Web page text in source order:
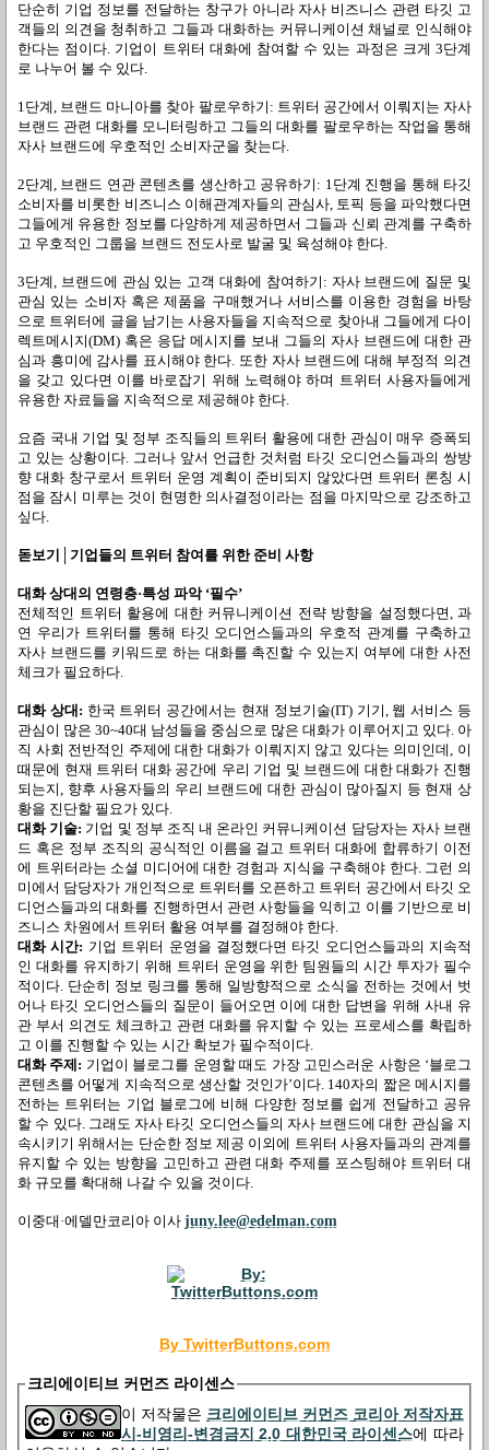
단순히 기업 정보를 전달하는 창구가 아니라 자사 비즈니스 관련 타깃 고
객들의 의견을 청취하고 그들과 대화하는 커뮤니케이션 채널로 인식해야
한다는 점이다. 기업이 트위터 대화에 참여할 수 있는 과정은 크게 3단계
로 나누어 볼 수 있다.
1단계, 브랜드 마니아를 찾아 팔로우하기 : 트위터 공간에서 이뤄지는 자사
브랜드 관련 대화를 모니터링하고 그들의 대화를 팔로우하는 작업을 통해
자사 브랜드에 우호적인 소비자군을 찾는다.
2단계, 브랜드 연관 콘텐츠를 생산하고 공유하기 : 1단계 진행을 통해 타깃
소비자를 비롯한 비즈니스 이해관계자들의 관심사, 토픽 등을 파악했다면
그들에게 유용한 정보를 다양하게 제공하면서 그들과 신뢰 관계를 구축하
고 우호적인 그룹을 브랜드 전도사로 발굴 및 육성해야 한다.
3단계, 브랜드에 관심 있는 고객 대화에 참여하기 : 자사 브랜드에 질문 및
관심 있는 소비자 혹은 제품을 구매했거나 서비스를 이용한 경험을 바탕
으로 트위터에 글을 남기는 사용자들을 지속적으로 찾아내 그들에게 다이
렉트메시지(DM) 혹은 응답 메시지를 보내 그들의 자사 브랜드에 대한 관
심과 흥미에 감사를 표시해야 한다. 또한 자사 브랜드에 대해 부정적 의견
을 갖고 있다면 이를 바로잡기 위해 노력해야 하며 트위터 사용자들에게
유용한 자료들을 지속적으로 제공해야 한다.
요즘 국내 기업 및 정부 조직들의 트위터 활용에 대한 관심이 매우 증폭되
고 있는 상황이다. 그러나 앞서 언급한 것처럼 타깃 오디언스들과의 쌍방
향 대화 창구로서 트위터 운영 계획이 준비되지 않았다면 트위터 론칭 시
점을 잠시 미루는 것이 현명한 의사결정이라는 점을 마지막으로 강조하고
싶다.
돋보기 기업들의 트위터 참여를 위한 준비 사항
대화 상대의 연령층·특성 파악‘필수’
전체적인 트위터 활용에 대한 커뮤니케이션 전략 방향을 설정했다면, 과
연 우리가 트위터를 통해 타깃 오디언스들과의 우호적 관계를 구축하고
자사 브랜드를 키워드로 하는 대화를 촉진할 수 있는지 여부에 대한 사전
체크가 필요하다.
대화 상대 : 한국 트위터 공간에서는 현재 정보기술(IT) 기기, 웹 서비스 등
관심이 많은 30~40대 남성들을 중심으로 많은 대화가 이루어지고 있다. 아
직 사회 전반적인 주제에 대한 대화가 이뤄지지 않고 있다는 의미인데, 이
때문에 현재 트위터 대화 공간에 우리 기업 및 브랜드에 대한 대화가 진행
되는지, 향후 사용자들의 우리 브랜드에 대한 관심이 많아질지 등 현재 상
황을 진단할 필요가 있다.
대화 기술: 기업 및 정부 조직 내 온라인 커뮤니케이션 담당자는 자사 브랜
드 혹은 정부 조직의 공식적인 이름을 걸고 트위터 대화에 합류하기 이전
에 트위터라는 소셜 미디어에 대한 경험과 지식을 구축해야 한다. 그런 의
미에서 담당자가 개인적으로 트위터를 오픈하고 트위터 공간에서 타깃 오
디언스들과의 대화를 진행하면서 관련 사항들을 익히고 이를 기반으로 비
즈니스 차원에서 트위터 활용 여부를 결정해야 한다.
대화 시간: 기업 트위터 운영을 결정했다면 타깃 오디언스들과의 지속적
인 대화를 유지하기 위해 트위터 운영을 위한 팀원들의 시간 투자가 필수
적이다. 단순히 정보 링크를 통해 일방향적으로 소식을 전하는 것에서 벗
어나 타깃 오디언스들의 질문이 들어오면 이에 대한 답변을 위해 사내 유
관 부서 의견도 체크하고 관련 대화를 유지할 수 있는 프로세스를 확립하
고 이를 진행할 수 있는 시간 확보가 필수적이다.
대화 주제 : 기업이 블로그를 운영할 때도 가장 고민스러운 사항은 ‘블로그
콘텐츠를 어떻게 지속적으로 생산할 것인가’이다. 140자의 짧은 메시지를
전하는 트위터는 기업 블로그에 비해 다양한 정보를 쉽게 전달하고 공유
할 수 있다. 그래도 자사 타깃 오디언스들의 자사 브랜드에 대한 관심을 지
속시키기 위해서는 단순한 정보 제공 이외에 트위터 사용자들과의 관계를
유지할 수 있는 방향을 고민하고 관련 대화 주제를 포스팅해야 트위터 대
화 규모를 확대해 나갈 수 있을 것이다.
이중대 ·에델만코리아 이사 juny.lee@edelman.com
By TwitterButtons.com
크리에이티브 커먼즈 라이센스
이 저작물은 크리에이티브 커먼즈 코리아 저작자표
시-비영리-변경금지 2.0 대한민국 라이센스에 따라